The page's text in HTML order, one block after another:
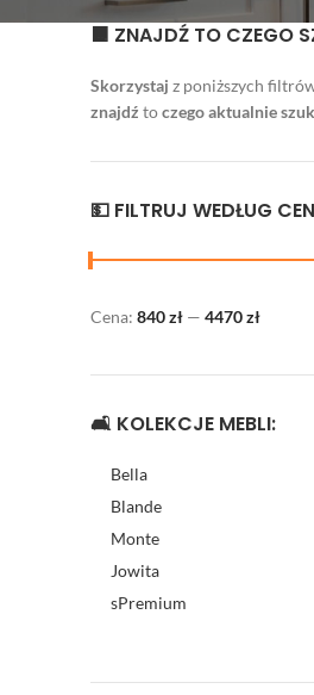
🟧 ZNAJDŹ TO CZEGO
Skorzystaj z poniższych
znajdź toczego aktualnie
💵 FILTRUJ WEDŁUG
Cena: 840 zł — 4470 zł
🛋 KOLEKCJE MEBLI:
Bella
Blande
Monte
Jowita
sPremium